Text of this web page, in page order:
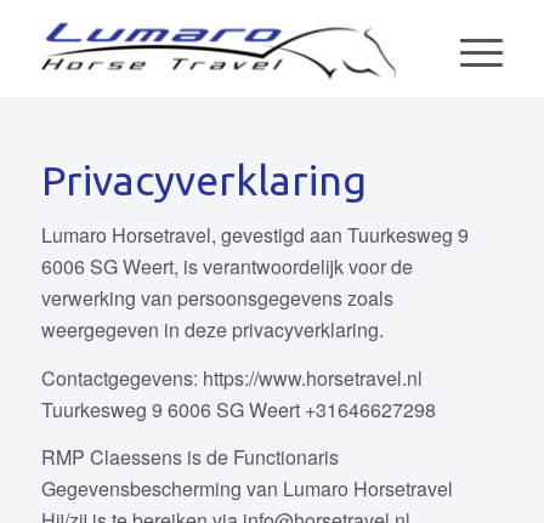
Privacyverklaring
Lumaro Horsetravel, gevestigd aan Tuurkesweg 9
6006 SG Weert, is verantwoordelijk voor de
verwerking van persoonsgegevens zoals
weergegeven in deze privacyverklaring.
Contactgegevens: https://www.horsetravel.nl
Tuurkesweg 9 6006 SG Weert +31646627298
RMP Claessens is de Functionaris
Gegevensbescherming van Lumaro Horsetravel